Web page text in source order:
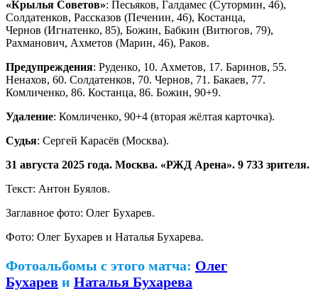
«Крылья Советов»: Песьяков, Галдамес (Сутормин, 46),
Солдатенков, Рассказов (Печенин, 46), Костанца,
Чернов (Игнатенко, 85), Божин, Бабкин (Витюгов, 79),
Рахманович, Ахметов (Марин, 46), Раков.
Предупреждения: Руденко, 10. Ахметов, 17. Баринов, 55.
Ненахов, 60. Солдатенков, 70. Чернов, 71. Бакаев, 77.
Комличенко, 86. Костанца, 86. Божин, 90+9.
Удаление: Комличенко, 90+4 (вторая жёлтая карточка).
Судья: Сергей Карасёв (Москва).
31 августа 2025 года. Москва. «РЖД Арена». 9 733 зрителя.
Текст: Антон Буялов.
Заглавное фото: Олег Бухарев.
Фото: Олег Бухарев и Наталья Бухарева.
Фотоальбомы с этого матча: Олег
Бухарев и Наталья Бухарева